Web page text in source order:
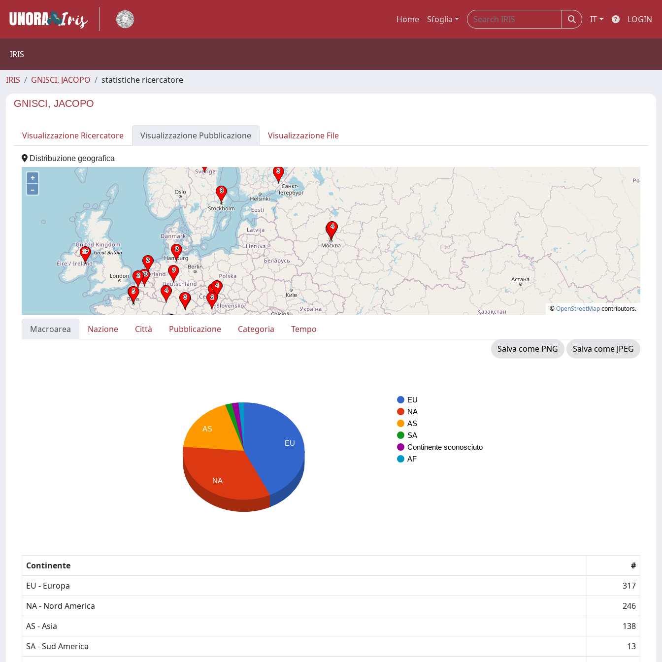
Home Sfoglia IT LOGIN
IRIS
IRIS GNISCI, JACOPO statistiche ricercatore
GNISCI, JACOPO
Visualizzazione Ricercatore Visualizzazione Pubblicazione Visualizzazione File
Distribuzione geografica
+
–
©OpenStreetMapcontributors.
Macroarea Nazione Città Pubblicazione Categoria
Tempo
Salva come PNG
Salva come JPEG
EU
NA
AS
SA
Continente sconosciuto
AF
EU
AS
NA
Continente
#
EU - Europa
317
NA - Nord America
246
AS - Asia
138
SA - Sud America
13